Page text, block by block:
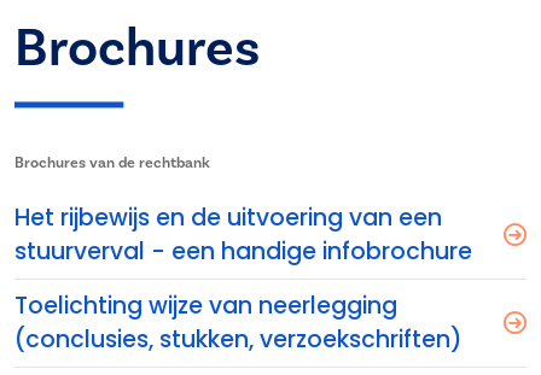
Brochures
Brochures van de rechtbank
Het rijbewijs en de uitvoering van een
stuurverval - een handige infobrochure
Toelichting wijze van neerlegging
(conclusies, stukken, verzoekschriften)